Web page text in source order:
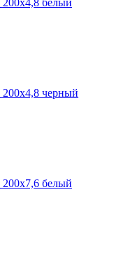
200х4,8 белый
черный
белый